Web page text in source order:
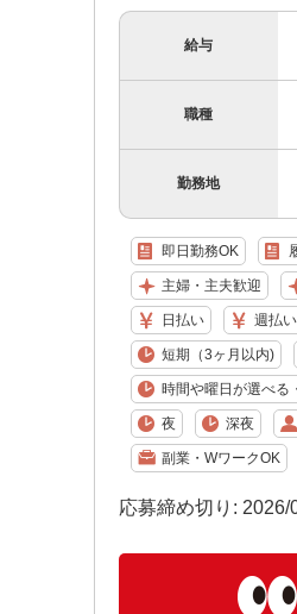
給与
職種
勤務地
即日勤務OK
主婦・主夫歓迎
日払い 週払い
短期（3ヶ月以内)
時間や曜日が選べる
夜 深夜
副業・WワークOK
応募締め切り: 2026/